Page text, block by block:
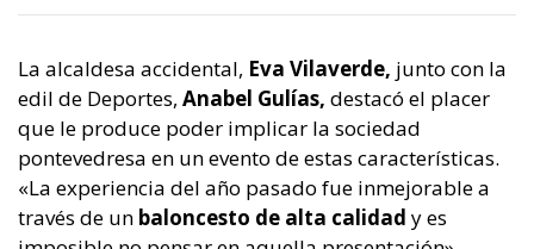
La alcaldesa accidental, Eva Vilaverde, junto con la
edil de Deportes, Anabel Gulías, destacó el placer
que le produce poder implicar la sociedad
pontevedresa en un evento de estas características.
«La experiencia del año pasado fue inmejorable a
través de un baloncesto de alta calidad y es